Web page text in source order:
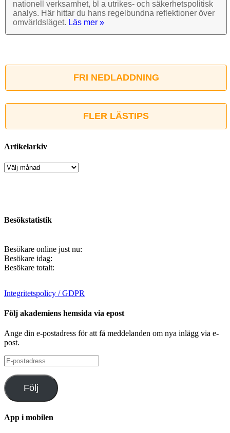
nationell verk­samhet, bl a utrikes- och säkerhets­politisk
analys. Här hittar du hans regel­bundna reflek­tioner över
omvärlds­läget. Läs mer »
FRI NEDLADDNING
FLER LÄSTIPS
Artikelarkiv
Artikelarkiv
Besökstatistik
Besökare online just nu:
Besökare idag:
Besökare totalt:
Integritetspolicy / GDPR
Följ akademiens hemsida via epost
Ange din e-postadress för att få meddelanden om nya inlägg via e-
post.
E-
postadress
Följ
App i mobilen